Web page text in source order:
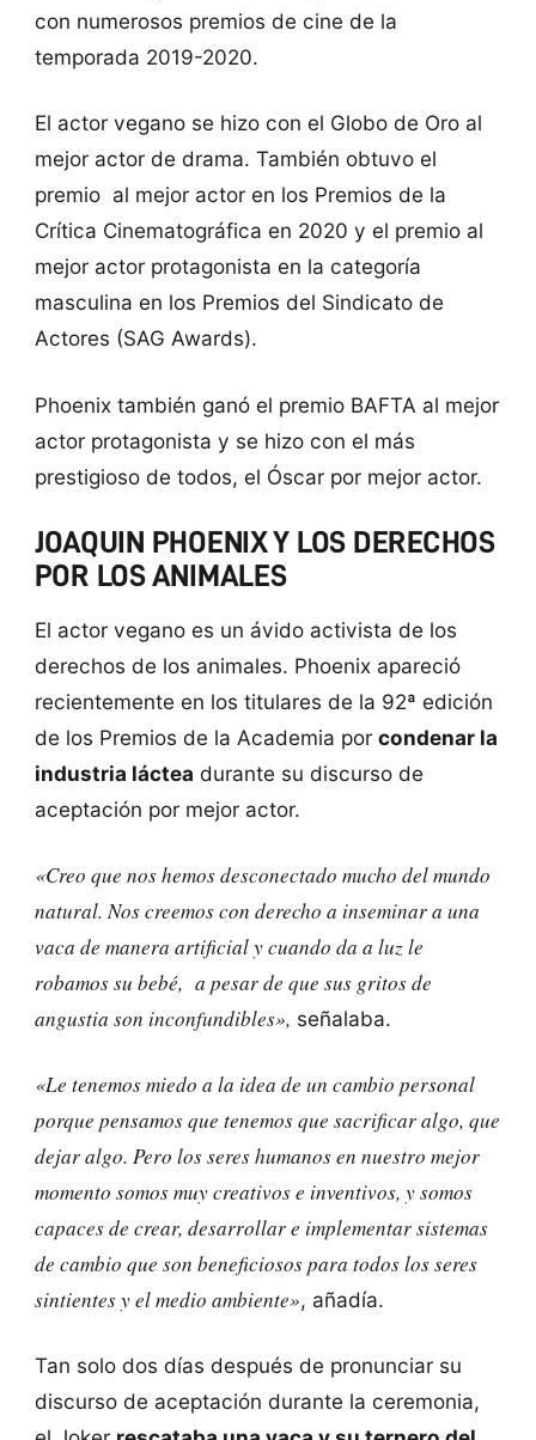
con numerosos premios de cine de la
temporada 2019-2020.
El actor vegano se hizo con el Globo de Oro al
mejor actor de drama. También obtuvo el
premio al mejor actor en los Premios de la
Crítica Cinematográfica en 2020 y el premio al
mejor actor protagonista en la categoría
masculina en los Premios del Sindicato de
Actores (SAG Awards).
Phoenix también ganó el premio BAFTA al mejor
actor protagonista y se hizo con el más
prestigioso de todos, el Óscar por mejor actor.
JOAQUIN PHOENIX Y LOS DERECHOS
POR LOS ANIMALES
El actor vegano es un ávido activista de los
derechos de los animales. Phoenix apareció
recientemente en los titulares de la 92ª edición
de los Premios de la Academia por condenar la
industria láctea durante su discurso de
aceptación por mejor actor.
«Creo que nos hemos desconectado mucho del mundo
natural. Nos creemos con derecho a inseminar a una
vaca de manera artificial y cuando da a luz le
robamos su bebé, a pesar de que sus gritos de
angustia son inconfundibles», señalaba.
«Le tenemos miedo a la idea de un cambio personal
porque pensamos que tenemos que sacrificar algo, que
dejar algo. Pero los seres humanos en nuestro mejor
momento somos muy creativos e inventivos, y somos
capaces de crear, desarrollar e implementar sistemas
de cambio que son beneficiosos para todos los seres
sintientes y el medio ambiente», añadía.
Tan solo dos días después de pronunciar su
discurso de aceptación durante la ceremonia,